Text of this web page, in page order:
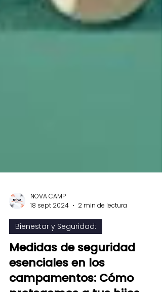
18 sept 2024
2 min de lectura
Bienestar y Seguridad: